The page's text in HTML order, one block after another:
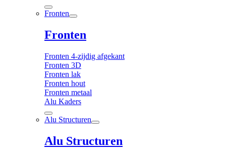
Fronten
Fronten
Fronten 4-zijdig afgekant
Fronten 3D
Fronten lak
Fronten hout
Fronten metaal
Alu Kaders
Alu Structuren
Alu Structuren